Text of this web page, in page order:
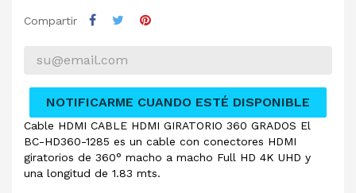
Compartir
NOTIFICARME CUANDO ESTÉ DISPONIBLE
Cable HDMI CABLE HDMI GIRATORIO 360 GRADOS El
BC-HD360-1285 es un cable con conectores HDMI
giratorios de 360° macho a macho Full HD 4K UHD y
una longitud de 1.83 mts.